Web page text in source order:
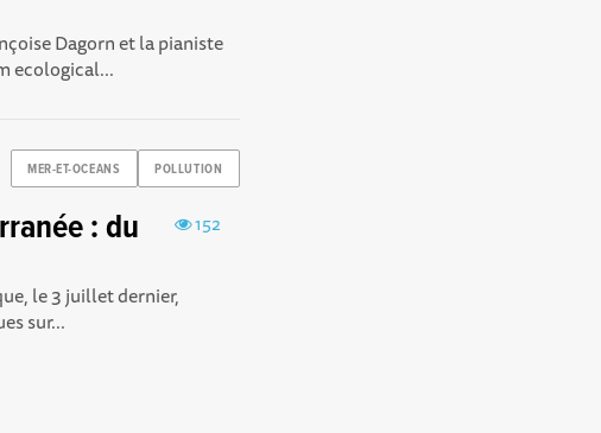
Dagorn et la pianiste
ecological...
MER-ET-OCEANS POLLUTION
152
: du
le 3 juillet dernier,
sur...